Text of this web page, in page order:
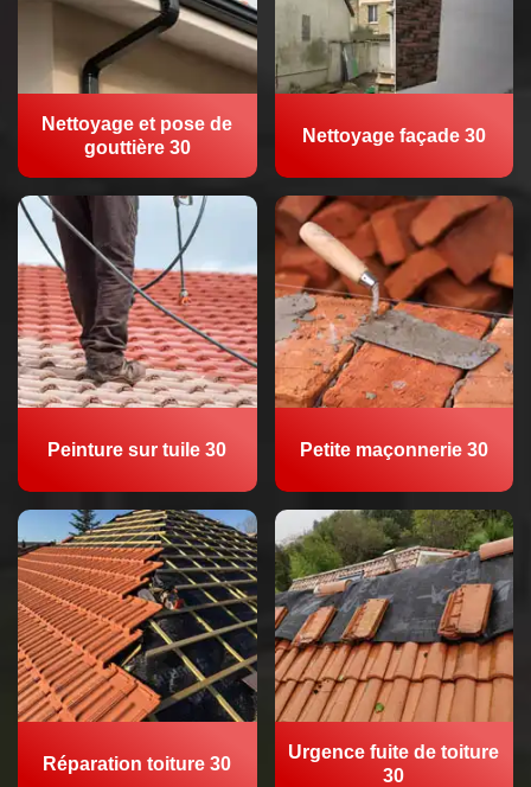
Nettoyage et pose de
gouttière 30
Nettoyage façade 30
Peinture sur tuile 30 Petite maçonnerie 30
Réparation toiture 30
Urgence fuite de toiture
30